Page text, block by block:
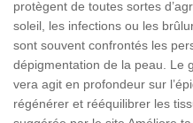
protègent de toutes sortes
soleil, les infections ou les
sont souvent confrontés les
dépigmentation de la peau. Le
vera agit en profondeur sur
régénérer et rééquilibrer les